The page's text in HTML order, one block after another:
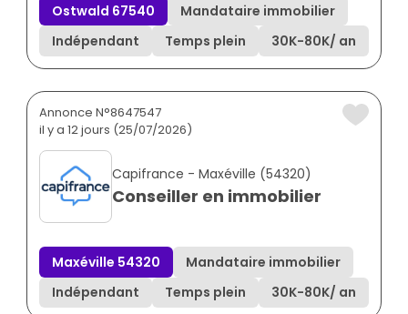
Ostwald 67540
Mandataire immobilier
Indépendant
Temps plein 30K-80K/ an
Annonce N°8647547
il y a 12 jours (25/07/2026)
Capifrance - Maxéville (54320)
Conseiller en immobilier
Maxéville 54320
Mandataire immobilier
Indépendant
Temps plein 30K-80K/ an